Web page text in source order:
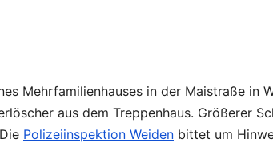
Mehrfamilienhauses in der Maistraße in
aus dem Treppenhaus. Größerer
Polizeiinspektion Weiden bittet um